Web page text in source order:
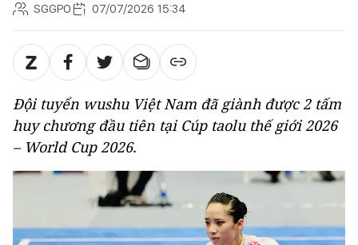
SGGPO 07/07/2026 15:34
Đội tuyển wushu Việt Nam đã giành được 2 tấm
huy chương đầu tiên tại Cúp taolu thế giới 2026
– World Cup 2026.